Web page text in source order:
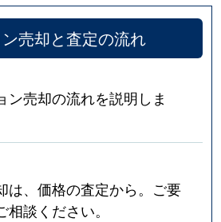
売却と査定の流れ
ン売却の流れを説明しま
は、価格の査定から。ご要
談ください。